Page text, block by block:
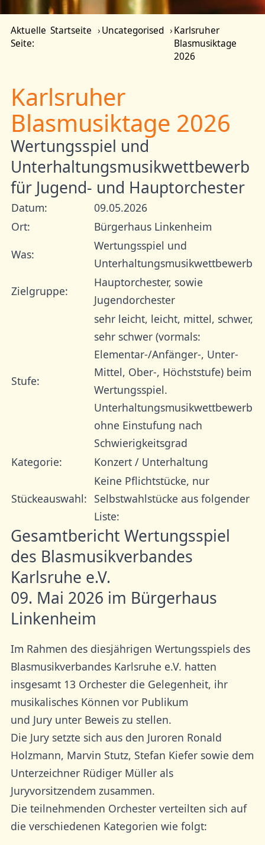
Aktuelle
Seite:
Startseite Uncategorised
Karlsruher
Blasmusiktage
2026
Karlsruher
Blasmusiktage 2026
Wertungsspiel und
Unterhaltungsmusikwettbewerb
für Jugend- und Hauptorchester
Datum:
09.05.2026
Ort:
Bürgerhaus Linkenheim
Was:
Wertungsspiel und
Unterhaltungsmusikwettbewerb
Zielgruppe:
Hauptorchester, sowie
Jugendorchester
Stufe:
sehr leicht, leicht, mittel, schwer,
sehr schwer (vormals:
Elementar-/Anfänger-, Unter-
Mittel, Ober-, Höchststufe) beim
Wertungsspiel.
Unterhaltungsmusikwettbewerb
ohne Einstufung nach
Schwierigkeitsgrad
Kategorie:
Konzert / Unterhaltung
Stückeauswahl:
Keine Pflichtstücke, nur
Selbstwahlstücke aus folgender
Liste:
Gesamtbericht Wertungsspiel
des Blasmusikverbandes
Karlsruhe e.V.
09. Mai 2026 im Bürgerhaus
Linkenheim
Im Rahmen des diesjährigen Wertungsspiels des
Blasmusikverbandes Karlsruhe e.V. hatten
insgesamt 13 Orchester die Gelegenheit, ihr
musikalisches Können vor Publikum
und Jury unter Beweis zu stellen.
Die Jury setzte sich aus den Juroren Ronald
Holzmann, Marvin Stutz, Stefan Kiefer sowie dem
Unterzeichner Rüdiger Müller als
Juryvorsitzendem zusammen.
Die teilnehmenden Orchester verteilten sich auf
die verschiedenen Kategorien wie folgt: